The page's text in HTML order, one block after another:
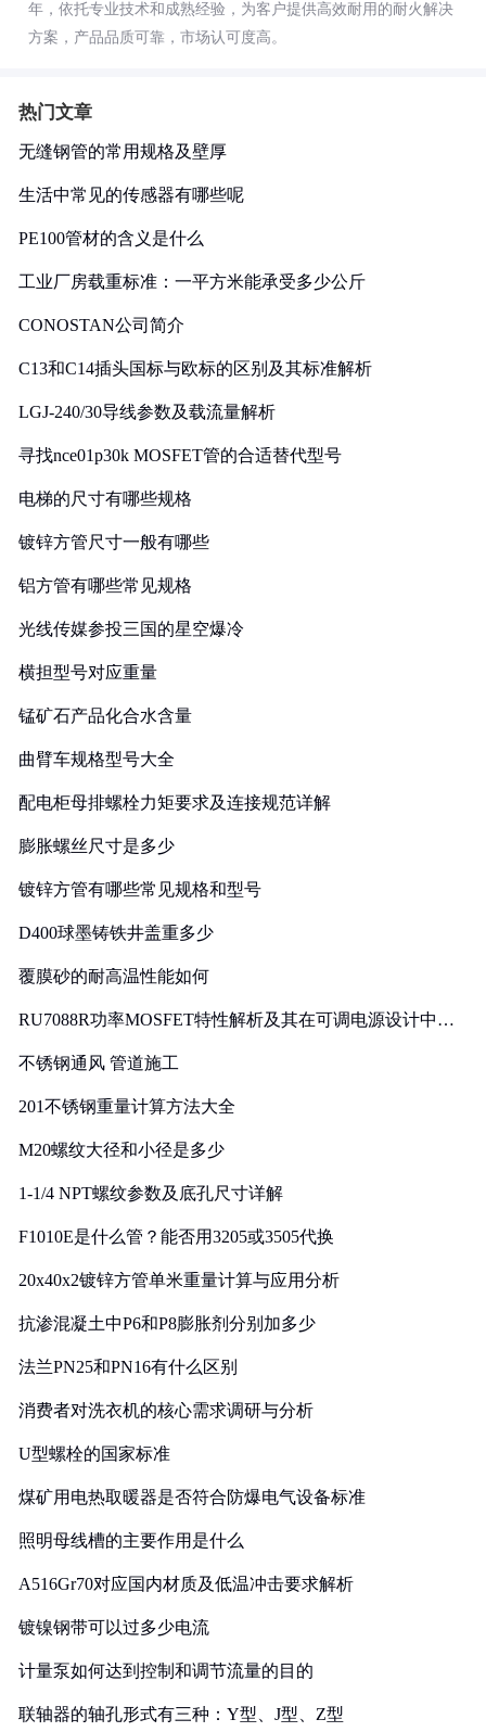
年，依托专业技术和成熟经验，为客户提供高效耐用的耐火解决
方案，产品品质可靠，市场认可度高。
热门文章
无缝钢管的常用规格及壁厚
生活中常见的传感器有哪些呢
PE100管材的含义是什么
工业厂房载重标准：一平方米能承受多少公斤
CONOSTAN公司简介
C13和C14插头国标与欧标的区别及其标准解析
LGJ-240/30导线参数及载流量解析
寻找nce01p30k MOSFET管的合适替代型号
电梯的尺寸有哪些规格
镀锌方管尺寸一般有哪些
铝方管有哪些常见规格
光线传媒参投三国的星空爆冷
横担型号对应重量
锰矿石产品化合水含量
曲臂车规格型号大全
配电柜母排螺栓力矩要求及连接规范详解
膨胀螺丝尺寸是多少
镀锌方管有哪些常见规格和型号
D400球墨铸铁井盖重多少
覆膜砂的耐高温性能如何
RU7088R功率MOSFET特性解析及其在可调电源设计中的
不锈钢通风 管道施工
201不锈钢重量计算方法大全
M20螺纹大径和小径是多少
1-1/4 NPT螺纹参数及底孔尺寸详解
F1010E是什么管？能否用3205或3505代换
20x40x2镀锌方管单米重量计算与应用分析
抗渗混凝土中P6和P8膨胀剂分别加多少
法兰PN25和PN16有什么区别
消费者对洗衣机的核心需求调研与分析
U型螺栓的国家标准
煤矿用电热取暖器是否符合防爆电气设备标准
照明母线槽的主要作用是什么
A516Gr70对应国内材质及低温冲击要求解析
镀镍钢带可以过多少电流
计量泵如何达到控制和调节流量的目的
联轴器的轴孔形式有三种：Y型、J型、Z型